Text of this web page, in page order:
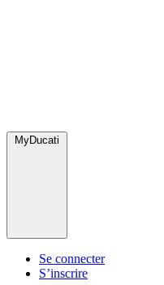
MyDucati
Se connecter
S’inscrire